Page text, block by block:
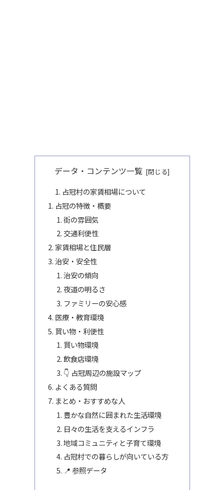
データ・コンテンツ一覧
占冠村の家賃相場について
占冠の特徴・概要
街の雰囲気
交通利便性
家賃相場と住民層
治安・安全性
治安の傾向
夜道の明るさ
ファミリーの安心感
医療・教育環境
買い物・利便性
買い物環境
飲食店環境
👇 占冠周辺の施設マップ
よくある質問
まとめ・おすすめな人
豊かな自然に囲まれた生活環境
日々の生活を支えるインフラ
地域コミュニティと子育て環境
占冠村での暮らしが向いている方
📍 参照データ